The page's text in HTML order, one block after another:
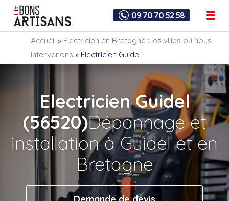
09 70 70 52 58
Accueil » Électricien en Bretagne : les villes où nous
intervenons » Électricien Guidel
Electricien Guidel
(56520)Dépannage et
installation à Guidel et en
Bretagne